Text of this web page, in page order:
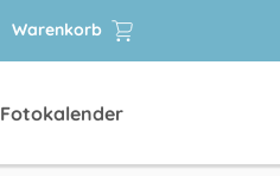
Warenkorb
Fotokalender